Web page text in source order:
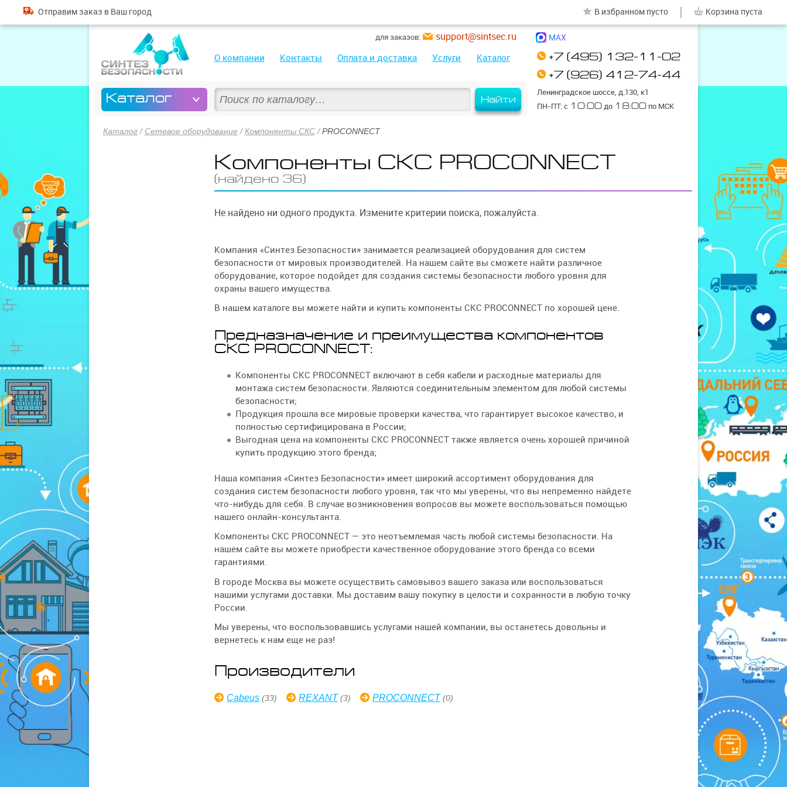
Найти
О компании Контакты Оплата и доставка Услуги Каталог
Каталог
+7 (495) 132-11-02
+7 (926) 412-74-44
Ленинградское шоссе, д.130, к1
ПН-ПТ: с 10:00 до 18:00 по МСК
для заказов: support@sintsec.ru MAX
Отправим заказ в Ваш город В избранном пусто Корзина пуста
Каталог / Сетевое оборудование /Компоненты СКС /PROCONNECT
Компоненты СКС PROCONNECT
(найдено 36)
Не найдено ни одного продукта. Измените критерии поиска, пожалуйста.
Компания «Синтез Безопасности» занимается реализацией оборудования для систем
безопасности от мировых производителей. На нашем сайте вы сможете найти различное
оборудование, которое подойдет для создания системы безопасности любого уровня для
охраны вашего имущества.
В нашем каталоге вы можете найти и купить компоненты СКС PROCONNECT по хорошей цене.
Предназначение и преимущества компонентов
СКС PROCONNECT:
Компоненты СКС PROCONNECT включают в себя кабели и расходные материалы для
монтажа систем безопасности. Являются соединительным элементом для любой системы
безопасности;
Продукция прошла все мировые проверки качества, что гарантирует высокое качество, и
полностью сертифицирована в России;
Выгодная цена на компоненты СКС PROCONNECT также является очень хорошей причиной
купить продукцию этого бренда;
Наша компания «Синтез Безопасности» имеет широкий ассортимент оборудования для
создания систем безопасности любого уровня, так что мы уверены, что вы непременно найдете
что-нибудь для себя. В случае возникновения вопросов вы можете воспользоваться помощью
нашего онлайн-консультанта.
Компоненты СКС PROCONNECT — это неотъемлемая часть любой системы безопасности. На
нашем сайте вы можете приобрести качественное оборудование этого бренда со всеми
гарантиями.
В городе Москва вы можете осуществить самовывоз вашего заказа или воспользоваться
нашими услугами доставки. Мы доставим вашу покупку в целости и сохранности в любую точку
России.
Мы уверены, что воспользовавшись услугами нашей компании, вы останетесь довольны и
вернетесь к нам еще не раз!
Производители
Cabeus (33) REXANT (3) PROCONNECT (0)